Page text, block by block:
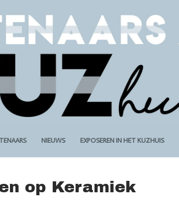
NIEUWS EXPOSEREN IN HET KUZHUIS
op Keramiek